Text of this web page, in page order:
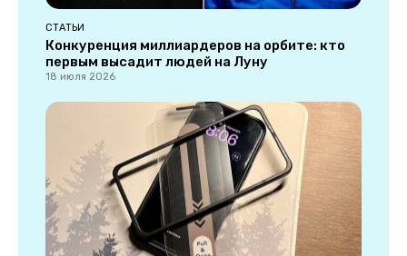
СТАТЬИ
Конкуренция миллиардеров на орбите: кто
первым высадит людей на Луну
18 июля 2026